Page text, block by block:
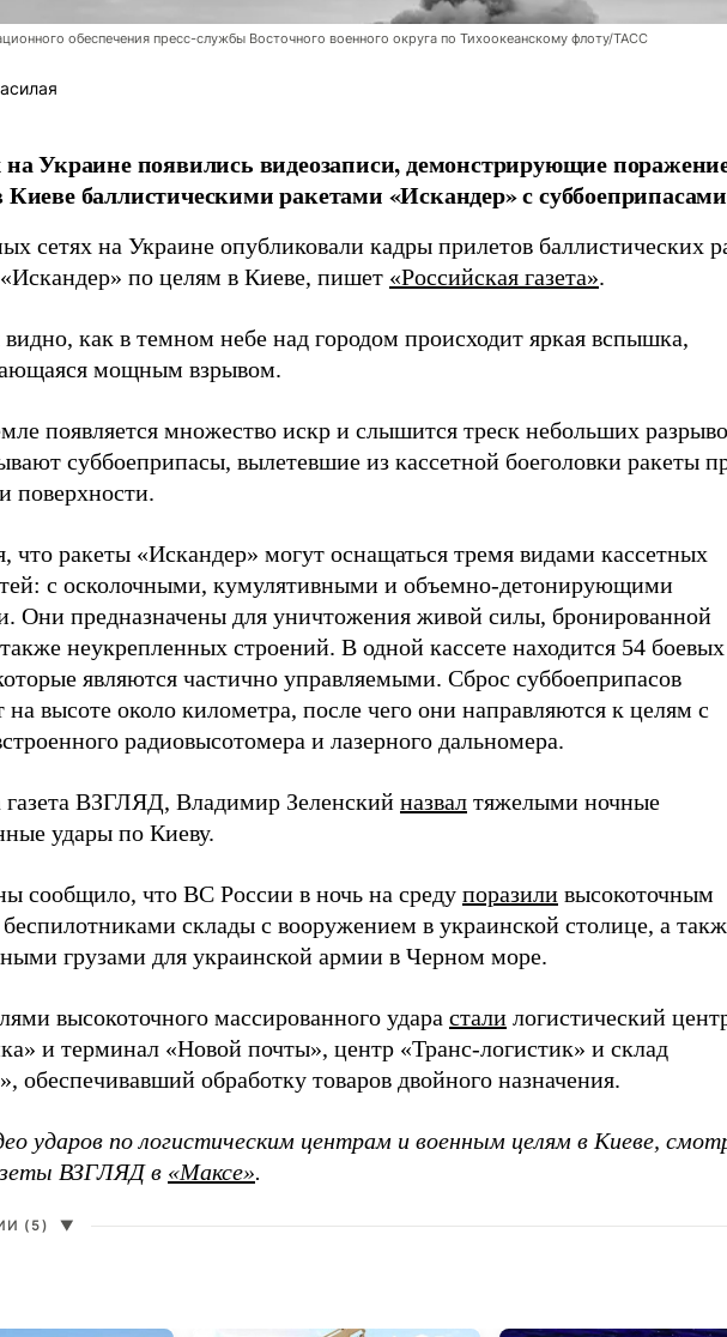
обеспечения пресс-службы Восточного военного округа по Тихоокеанскому флоту/ТАСС
на Украине появились видеозаписи, демонстрирующие
Киеве баллистическими ракетами «Искандер» с
сетях на Украине опубликовали кадры прилетов баллистических
по целям в Киеве, пишет «Российская газета».
как в темном небе над городом происходит яркая вспышка,
мощным взрывом.
появляется множество искр и слышится треск небольших
суббоеприпасы, вылетевшие из кассетной боеголовки ракеты
поверхности.
что ракеты «Искандер» могут оснащаться тремя видами кассетных
с осколочными, кумулятивными и объемно-детонирующими
Они предназначены для уничтожения живой силы, бронированной
неукрепленных строений. В одной кассете находится 54 боевых
являются частично управляемыми. Сброс суббоеприпасов
на высоте около километра, после чего они направляются к целям с
радиовысотомера и лазерного дальномера.
газета ВЗГЛЯД, Владимир Зеленский назвал тяжелыми ночные
удары по Киеву.
сообщило, что ВС России в ночь на среду поразили высокоточным
склады с вооружением в украинской столице, а
грузами для украинской армии в Черном море.
высокоточного массированного удара стали логистический
и терминал «Новой почты», центр «Транс-логистик» и склад
обеспечивавший обработку товаров двойного назначения.
ударов по логистическим центрам и военным целям в Киеве,
ВЗГЛЯД в «Максе».
(5) ▼